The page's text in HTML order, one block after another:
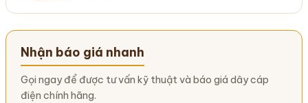
Nhận báo giá nhanh
Gọi ngay để được tư vấn kỹ thuật và báo giá dây cáp
điện chính hãng.